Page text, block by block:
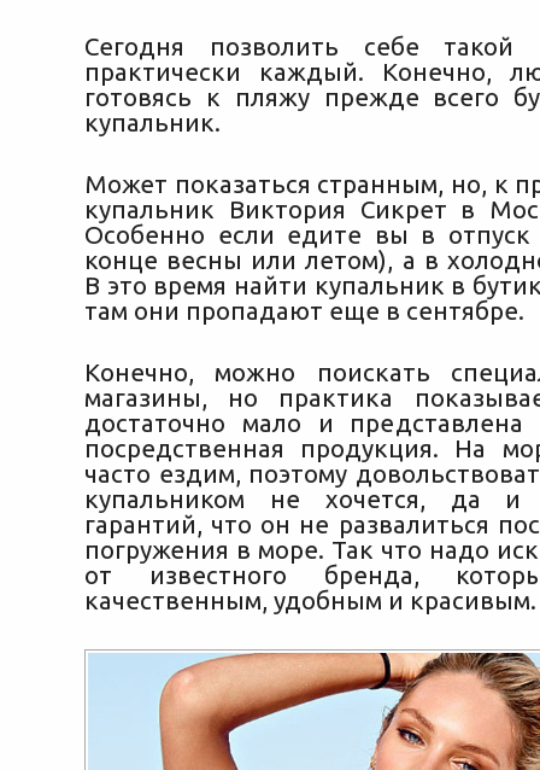
Сегодня позволить себе
практически каждый. Конечно,
готовясь к пляжу прежде всего
купальник.
Может показаться странным, но, к
купальник Виктория Сикрет в
Особенно если едите вы в
конце весны или летом), а в
В это время найти купальник в
там они пропадают еще в сентябре.
Конечно, можно поискать
магазины, но практика
достаточно мало и
посредственная продукция. На
часто ездим, поэтому
купальником не хочется, да и
гарантий, что он не развалиться
погружения в море. Так что надо
от известного бренда,
качественным, удобным и красивым.